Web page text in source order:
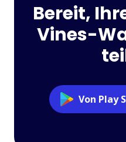
Bereit,
Vines-
Von Play